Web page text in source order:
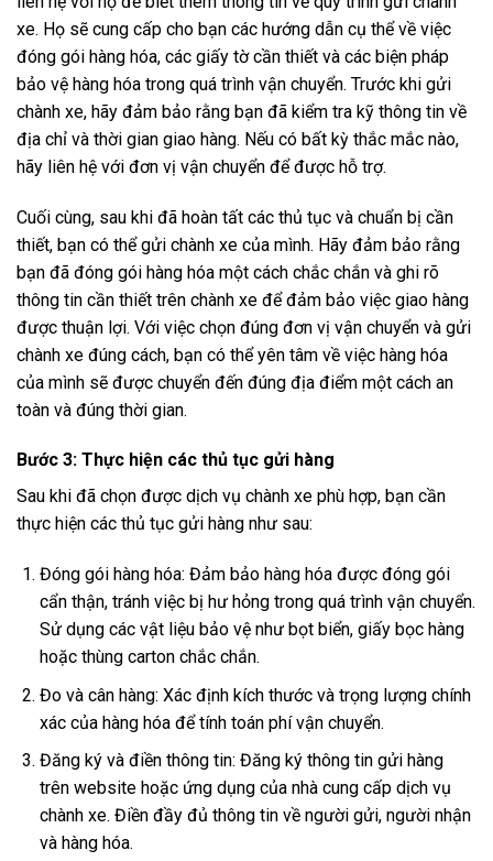
xe. Họ sẽ cung cấp cho bạn các hướng dẫn cụ thể về việc
đóng gói hàng hóa, các giấy tờ cần thiết và các biện pháp
bảo vệ hàng hóa trong quá trình vận chuyển. Trước khi gửi
chành xe, hãy đảm bảo rằng bạn đã kiểm tra kỹ thông tin về
địa chỉ và thời gian giao hàng. Nếu có bất kỳ thắc mắc nào,
hãy liên hệ với đơn vị vận chuyển để được hỗ trợ.
Cuối cùng, sau khi đã hoàn tất các thủ tục và chuẩn bị cần
thiết, bạn có thể gửi chành xe của mình. Hãy đảm bảo rằng
bạn đã đóng gói hàng hóa một cách chắc chắn và ghi rõ
thông tin cần thiết trên chành xe để đảm bảo việc giao hàng
được thuận lợi. Với việc chọn đúng đơn vị vận chuyển và gửi
chành xe đúng cách, bạn có thể yên tâm về việc hàng hóa
của mình sẽ được chuyển đến đúng địa điểm một cách an
toàn và đúng thời gian.
Bước 3: Thực hiện các thủ tục gửi hàng
Sau khi đã chọn được dịch vụ chành xe phù hợp, bạn cần
thực hiện các thủ tục gửi hàng như sau:
Đóng gói hàng hóa: Đảm bảo hàng hóa được đóng gói
cẩn thận, tránh việc bị hư hỏng trong quá trình vận chuyển.
Sử dụng các vật liệu bảo vệ như bọt biển, giấy bọc hàng
hoặc thùng carton chắc chắn.
Đo và cân hàng: Xác định kích thước và trọng lượng chính
xác của hàng hóa để tính toán phí vận chuyển.
Đăng ký và điền thông tin: Đăng ký thông tin gửi hàng
trên website hoặc ứng dụng của nhà cung cấp dịch vụ
chành xe. Điền đầy đủ thông tin về người gửi, người nhận
và hàng hóa.